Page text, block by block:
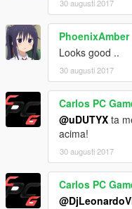
30 augusti 2017
PhoenixAmber
Looks good ..
30 augusti 2017
Carlos PC
@uDUTYX ta
acima!
30 augusti 2017
Carlos PC